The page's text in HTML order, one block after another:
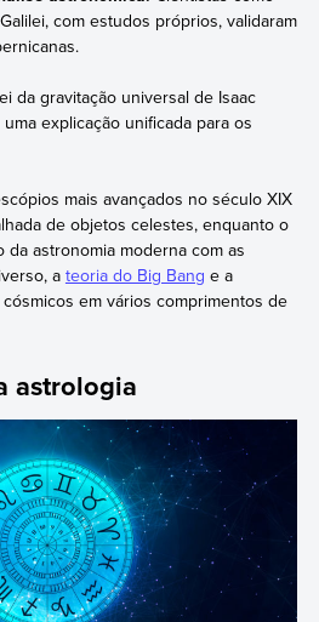
com estudos próprios, validaram
da gravitação universal de Isaac
explicação unificada para os
mais avançados no século XIX
de objetos celestes, enquanto o
astronomia moderna com as
a teoria do Big Bang e a
em vários comprimentos de
astrologia